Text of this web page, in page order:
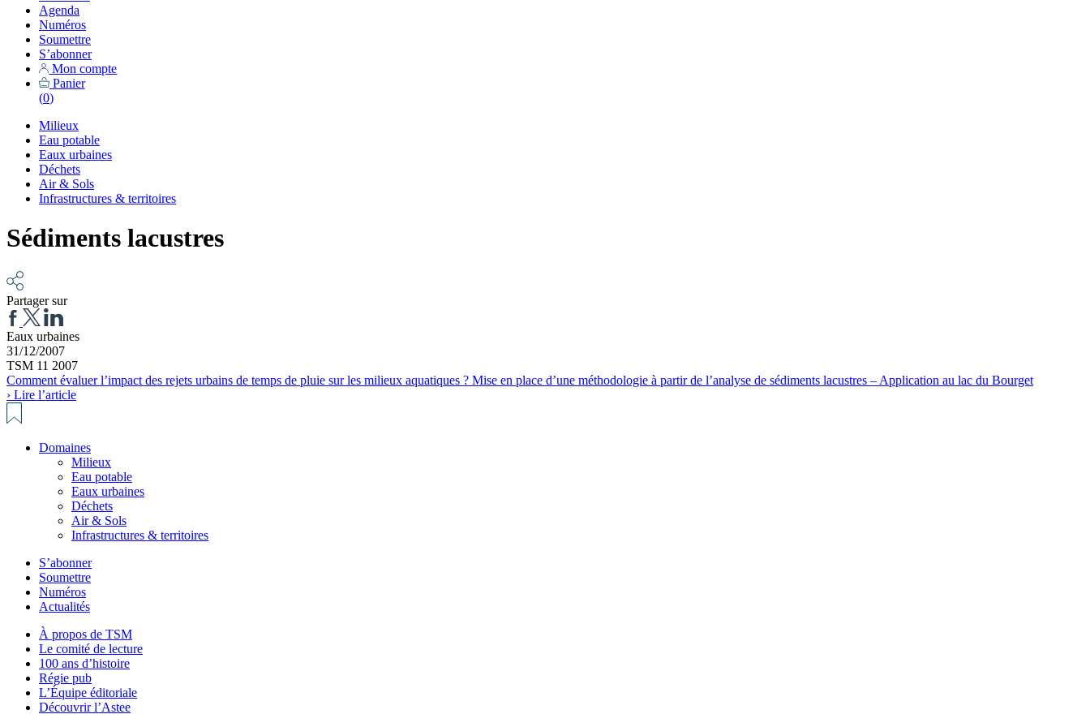
Agenda
Numéros
Soumettre
S’abonner
Mon compte
Panier
(0)
Milieux
Eau potable
Eaux urbaines
Déchets
Air & Sols
Infrastructures & territoires
Sédiments lacustres
Partager sur
Eaux urbaines
31/12/2007
TSM 11 2007
Comment évaluer l’impact des rejets urbains de temps de pluie sur les milieux aquatiques ? Mise en place d’une méthodologie à partir de l’analyse de sédiments lacustres – Application au lac du Bourget
› Lire l’article
Domaines
Milieux
Eau potable
Eaux urbaines
Déchets
Air & Sols
Infrastructures & territoires
S’abonner
Soumettre
Numéros
Actualités
À propos de TSM
Le comité de lecture
100 ans d’histoire
Régie pub
L’Équipe éditoriale
Découvrir l’Astee